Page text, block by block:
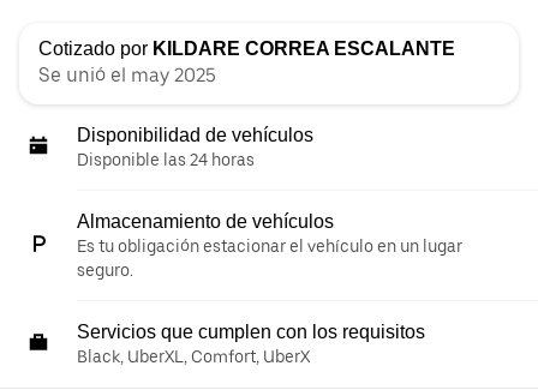
Cotizado por KILDARE CORREA ESCALANTE
Se unió el may 2025
Disponibilidad de vehículos
Disponible las 24 horas
Almacenamiento de vehículos
Es tu obligación estacionar el vehículo en un lugar
seguro.
Servicios que cumplen con los requisitos
Black, UberXL, Comfort, UberX